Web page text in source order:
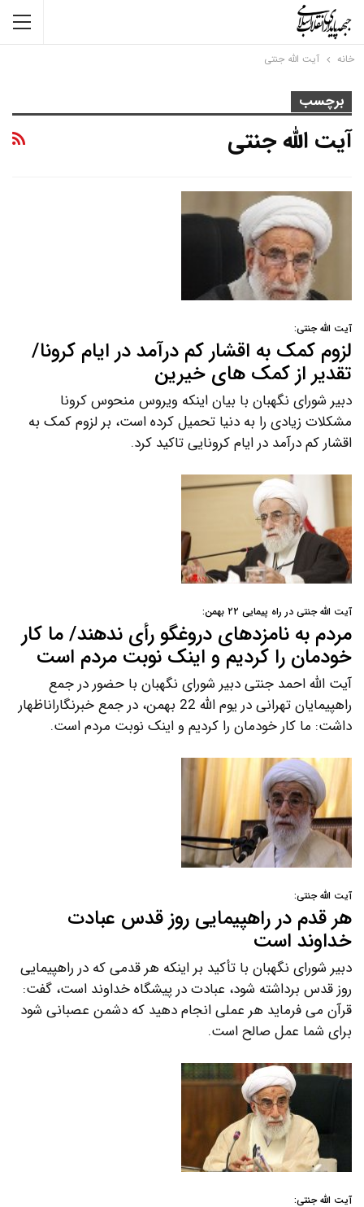
خانه آیت الله جنتی
برچسب
آیت الله جنتی
آیت الله جنتی:
لزوم کمک به اقشار کم درآمد در ایام کرونا/
تقدیر از کمک های خیرین
دبیر شورای نگهبان با بیان اینکه ویروس منحوس کرونا
مشکلات زیادی را به دنیا تحمیل کرده است، بر لزوم کمک به
اقشار کم درآمد در ایام کرونایی تاکید کرد.
آیت الله جنتی در راه پیمایی ۲۲ بهمن:
مردم به نامزدهای دروغگو رأی ندهند/ ما کار
خودمان را کردیم و اینک نوبت مردم است
آیت الله احمد جنتی دبیر شورای نگهبان با حضور در جمع
راهپیمایان تهرانی در یوم الله 22 بهمن، در جمع خبرنگاراناظهار
داشت: ما کار خودمان را کردیم و اینک نوبت مردم است.
آیت الله جنتی:
هر قدم در راهپیمایی روز قدس عبادت
خداوند است
دبیر شورای نگهبان با تأکید بر اینکه هر قدمی که در راهپیمایی
روز قدس برداشته شود، عبادت در پیشگاه خداوند است، گفت:
قرآن می فرماید هر عملی انجام دهید که دشمن عصبانی شود
برای شما عمل صالح است.
آیت الله جنتی: